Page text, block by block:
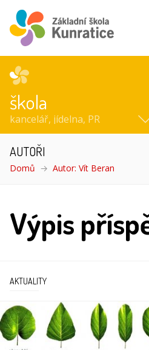
škola
kancelář, jídelna, PR
AUTOŘI
Domů Autor: Vít Beran
Výpis
AKTUALITY